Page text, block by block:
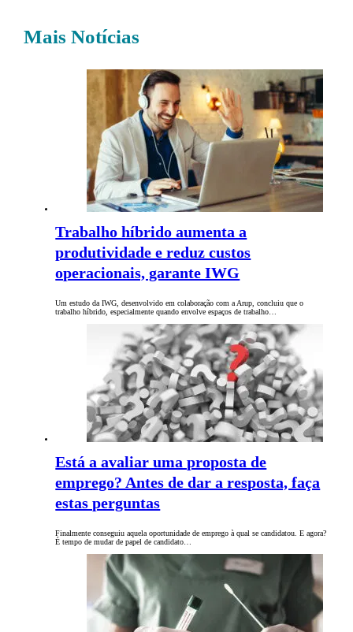
Mais Notícias
Trabalho híbrido aumenta a
produtividade e reduz custos
operacionais, garante IWG
Um estudo da IWG, desenvolvido em colaboração com a Arup, concluiu que o
trabalho híbrido, especialmente quando envolve espaços de trabalho…
Está a avaliar uma proposta de
emprego? Antes de dar a resposta, faça
estas perguntas
Finalmente conseguiu aquela oportunidade de emprego à qual se candidatou. E agora?
É tempo de mudar de papel de candidato…